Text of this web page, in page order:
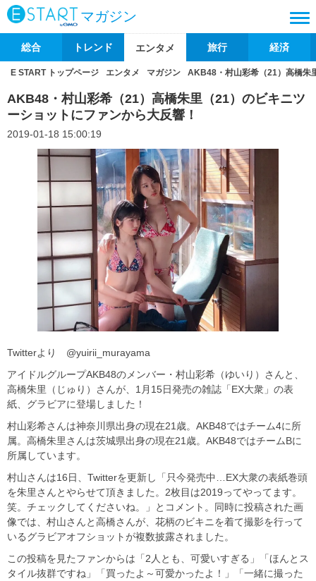
マガジン
総合 トレンド エンタメ 旅行 経済
E START トップページ エンタメ マガジン AKB48・村山彩希（21）高橋朱
AKB48・村山彩希（21）高橋朱里（21）のビキニツ
ーショットにファンから大反響！
2019-01-18 15:00:19
Twitterより @yuirii_murayama
アイドルグループAKB48のメンバー・村山彩希（ゆいり）さんと、
高橋朱里（じゅり）さんが、1月15日発売の雑誌「EX大衆」の表
紙、グラビアに登場しました！
村山彩希さんは神奈川県出身の現在21歳。AKB48ではチーム4に所
属。高橋朱里さんは茨城県出身の現在21歳。AKB48ではチームBに
所属しています。
村山さんは16日、Twitterを更新し「只今発売中…EX大衆の表紙巻頭
を朱里さんとやらせて頂きました。2枚目は2019ってやってます。
笑。チェックしてくださいね。」とコメント。同時に投稿された画
像では、村山さんと高橋さんが、花柄のビキニを着て撮影を行って
いるグラビアオフショットが複数披露されました。
この投稿を見たファンからは「2人とも、可愛いすぎる」「ほんとス
タイル抜群ですね」「買ったよ～可愛かったよ！」「一緒に撮った